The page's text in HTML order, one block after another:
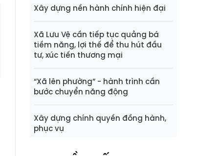
Xây dựng nền hành chính hiện đại
Xã Lưu Vệ cần tiếp tục quảng bá
tiềm năng, lợi thế để thu hút đầu
tư, xúc tiến thương mại
“Xã lên phường” - hành trình cần
bước chuyển năng động
Xây dựng chính quyền đồng hành,
phục vụ